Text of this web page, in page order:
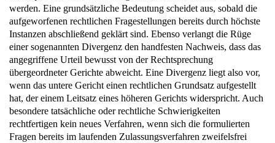
werden. Eine grundsätzliche Bedeutung scheidet aus, sobald die
aufgeworfenen rechtlichen Fragestellungen bereits durch höchste
Instanzen abschließend geklärt sind. Ebenso verlangt die Rüge
einer sogenannten Divergenz den handfesten Nachweis, dass das
angegriffene Urteil bewusst von der Rechtsprechung
übergeordneter Gerichte abweicht. Eine Divergenz liegt also vor,
wenn das untere Gericht einen rechtlichen Grundsatz aufgestellt
hat, der einem Leitsatz eines höheren Gerichts widerspricht. Auch
besondere tatsächliche oder rechtliche Schwierigkeiten
rechtfertigen kein neues Verfahren, wenn sich die formulierten
Fragen bereits im laufenden Zulassungsverfahren zweifelsfrei